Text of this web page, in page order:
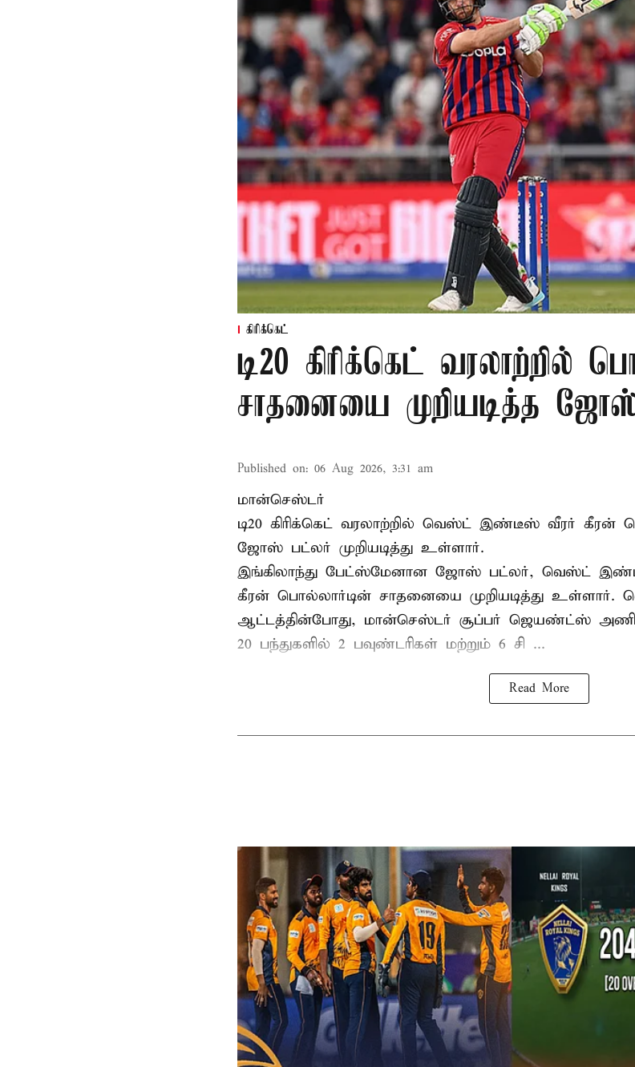
கிரிக்கெட்
டி20 கிரிக்கெட் வரலாற்றில்
சாதனையை முறியடித்த
Published on: 06 Aug 2026, 3:31 am
மான்செஸ்டர்
டி20 கிரிக்கெட் வரலாற்றில் வெஸ்ட் இண்டீஸ் வீரர் கீரன்
ஜோஸ் பட்லர் முறியடித்து உள்ளார்.
இங்கிலாந்து பேட்ஸ்மேனான ஜோஸ் பட்லர், வெஸ்ட்
கீரன் பொல்லார்டின் சாதனையை முறியடித்து உள்ளார்.
ஆட்டத்தின்போது, மான்செஸ்டர் சூப்பர் ஜெயண்ட்ஸ்
20 பந்துகளில் 2 பவுண்டரிகள் மற்றும் 6 சி ...
Read More